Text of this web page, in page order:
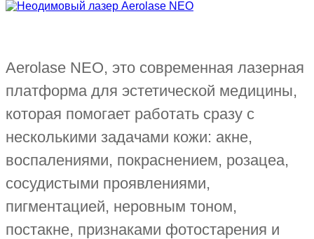
Aerolase NEO, это современная лазерная
платформа для эстетической медицины,
которая помогает работать сразу с
несколькими задачами кожи: акне,
воспалениями, покраснением, розацеа,
сосудистыми проявлениями,
пигментацией, неровным тоном,
постакне, признаками фотостарения и